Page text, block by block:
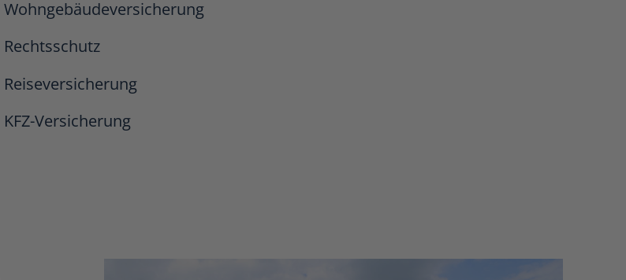
Wohngebäudeversicherung
Rechtsschutz
Reiseversicherung
KFZ-Versicherung